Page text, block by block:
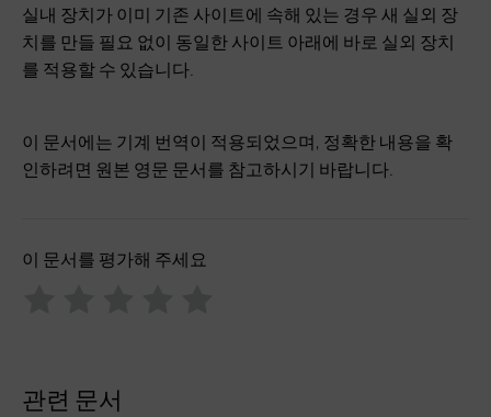
실내 장치가 이미 기존 사이트에 속해 있는 경우 새 실외 장
치를 만들 필요 없이 동일한 사이트 아래에 바로 실외 장치
를 적용할 수 있습니다.
이 문서에는 기계 번역이 적용되었으며, 정확한 내용을 확
인하려면 원본 영문 문서를 참고하시기 바랍니다.
이 문서를 평가해 주세요
관련 문서